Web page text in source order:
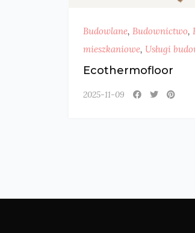
Budowlane, Budownictwo,
mieszkaniowe, Usługi
Ecothermofloor
2025-11-09